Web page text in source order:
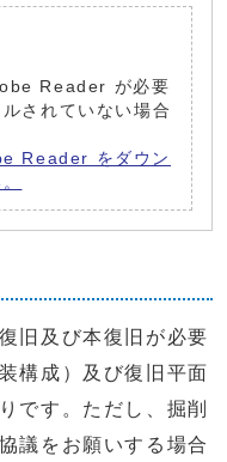
Reader が必要
されていない場合
Reader をダウン
旧及び本復旧が必要
構成）及び復旧平面
です。ただし、掘削
議をお願いする場合